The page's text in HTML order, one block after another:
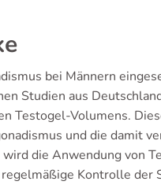
bei Männern
Studien aus
Testogel-Volumens.
und die damit
die Anwendung von
Kontrolle